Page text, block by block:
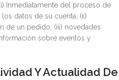
Inmediatamente del proceso de
datos de su cuenta; (ii)
de un pedido; (iii) novedades
sobre eventos y
Y Actualidad De